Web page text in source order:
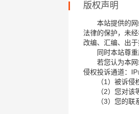
版权声明
本站提供的
法律的保护，未
改编、汇编、出
同时本站尊
若您认为本
侵权投诉通道：
（1）被诉侵
（2）您对该
（3）您的